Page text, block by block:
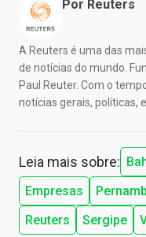
Por Reuters
A Reuters é uma das
de notícias do mundo.
Paul Reuter. Com o
notícias gerais, políticas,
Leia mais sobre:
Empresas
Reuters
Sergipe